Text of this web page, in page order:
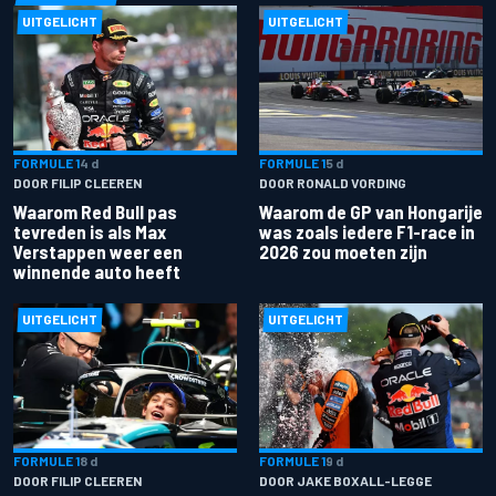
UITGELICHT
FORMULE 14 d
DOOR FILIP CLEEREN
Waarom Red Bull pas
tevreden is als Max
Verstappen weer een
winnende auto heeft
UITGELICHT
FORMULE 15 d
DOOR RONALD VORDING
Waarom de GP van Hongarije
was zoals iedere F1-race in
2026 zou moeten zijn
UITGELICHT
FORMULE 18 d
DOOR FILIP CLEEREN
UITGELICHT
FORMULE 19 d
DOOR JAKE BOXALL-LEGGE